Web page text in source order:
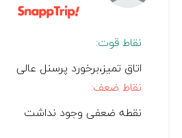
نقاط قوت:
اتاق تمیز،برخورد پرسنل عالی
نقاط ضعف:
نقطه ضعفی وجود نداشت